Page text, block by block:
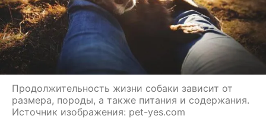
Продолжительность жизни собаки зависит от
размера, породы, а также питания и содержания.
Источник изображения: pet-yes.com